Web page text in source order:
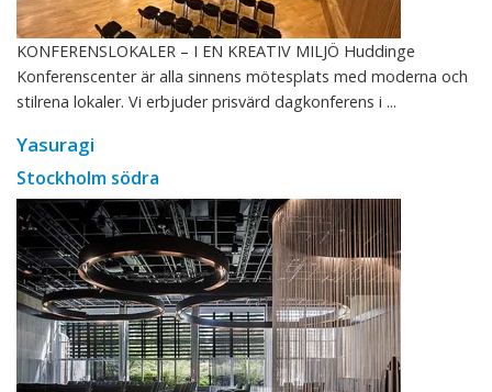
KONFERENSLOKALER – I EN KREATIV MILJÖ Huddinge
Konferenscenter är alla sinnens mötesplats med moderna och
stilrena lokaler. Vi erbjuder prisvärd dagkonferens i ...
Yasuragi
Stockholm södra